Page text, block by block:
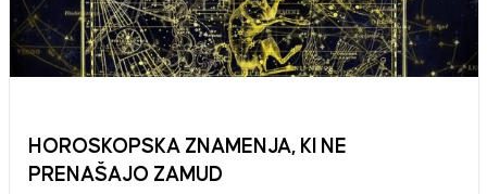
HOROSKOPSKA ZNAMENJA, KI NE
PRENAŠAJO ZAMUD